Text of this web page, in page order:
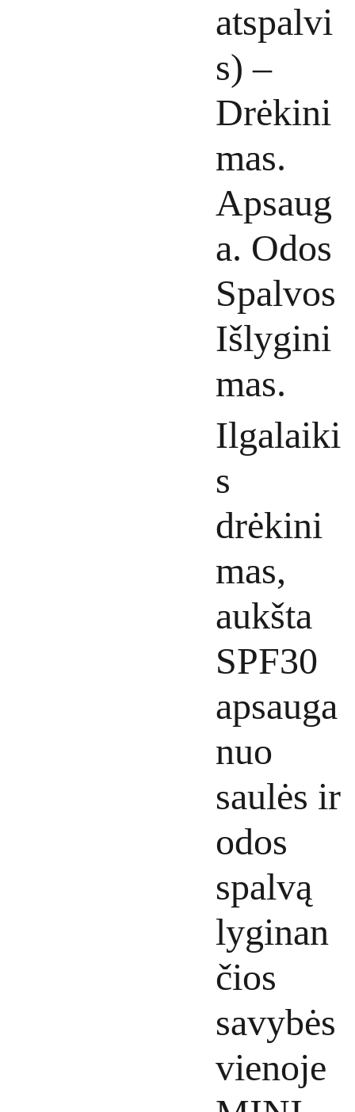
atspalvi
s) –
Drėkini
mas.
Apsaug
a. Odos
Spalvos
Išlygini
mas.
Ilgalaiki
s
drėkini
mas,
aukšta
SPF30
apsauga
nuo
saulės ir
odos
spalvą
lyginan
čios
savybės
vienoje